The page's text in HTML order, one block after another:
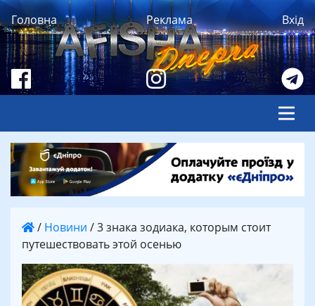
Головна Реклама Вхід
/ Новини /3 знака зодиака, которым стоит
путешествовать этой осенью